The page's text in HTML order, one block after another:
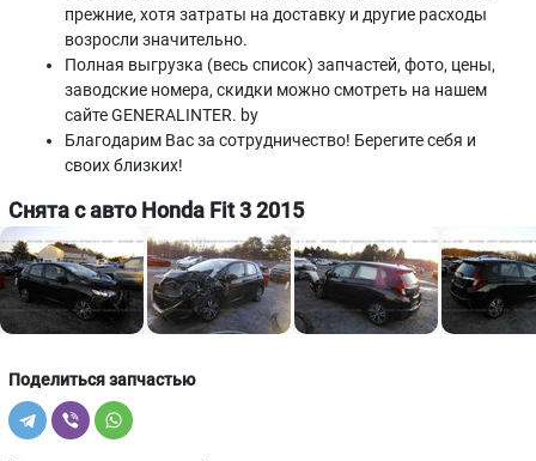
прежние, хотя затраты на доставку и другие расходы
возросли значительно.
Полная выгрузка (весь список) запчастей, фото, цены,
заводские номера, скидки можно смотреть на нашем
сайте GENERALINTER. by
Благодарим Вас за сотрудничество! Берегите себя и
своих близких!
Снята с авто Honda Fit 3 2015
Поделиться запчастью